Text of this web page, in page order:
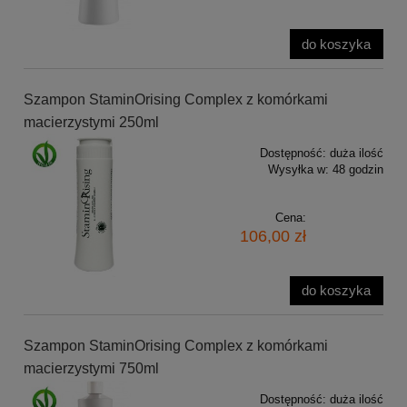
do koszyka
Szampon StaminOrising Complex z komórkami
macierzystymi 250ml
Dostępność: duża ilość
Wysyłka w: 48 godzin
Cena:
106,00 zł
do koszyka
Szampon StaminOrising Complex z komórkami
macierzystymi 750ml
Dostępność: duża ilość